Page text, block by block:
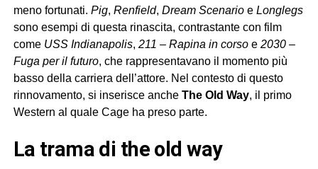
meno fortunati. Pig, Renfield, Dream Scenarioe Longlegs
sono esempi di questa rinascita, contrastante con film
come USS Indianapolis, 211 – Rapina in corsoe 2030 –
Fuga per il futuro, che rappresentavano il momento più
basso della carriera dell’attore. Nel contesto di questo
rinnovamento, si inserisce anche The Old Way, il primo
Western al quale Cage ha preso parte.
la trama di the old way